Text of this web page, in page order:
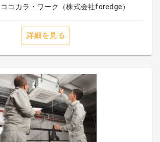
ココカラ・ワーク（株式会社foredge）
詳細を見る